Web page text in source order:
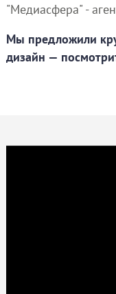
"Медиасфера" -
Мы предложили
дизайн —